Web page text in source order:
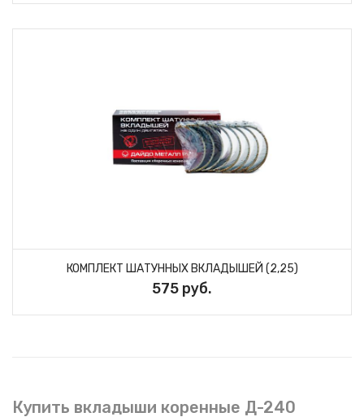
КОМПЛЕКТ ШАТУННЫХ ВКЛАДЫШЕЙ (2,25)
575 руб.
Купить вкладыши коренные Д-240